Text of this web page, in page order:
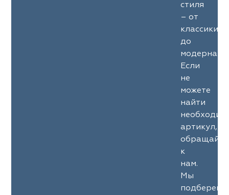
стиля
– от
классики
до
модерна.
Если
не
можете
найти
артикул,
к
нам.
Мы
подберем